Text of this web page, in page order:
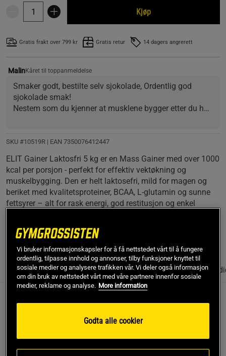
Kjøp
Gratis frakt over 799 kr Gratis retur 14 dagers angrerett
MalinKåret til toppanmeldelse
Smaker godt, bestilte selv sjokolade, Ordentlig god
sjokolade smak!
Nestem som du kjenner at musklene bygger etter du har
SKU #10519R | EAN 7350076412447
ELIT Gainer Laktosfri 5 kg er en Mass Gainer med over 1000
kcal per porsjon - perfekt for effektiv vektøkning og
muskelbygging. Den er helt laktosefri, mild for magen og
beriket med kvalitetsproteiner, BCAA, L-glutamin og sunne
fettsyrer – alt for rask energi, god restitusjon og enkel
Les mer
Informasjon Anmeldelser(19) Næringsinformasjon &
Beskrivelse
ELIT Gainer Laktosfri 5 kg fra Elit Nutrition er en Mass
Gainer med høyt kaloriinnhold, utviklet for deg som ønsker
effektiv vektøkning og muskelbygging. Med over 1000 kcal
Vi bruker informasjonskapsler for å få nettstedet vårt til å fungere
ordentlig, tilpasse innhold og annonser, tilby funksjoner knyttet til
sosiale medier og analysere trafikken vår. Vi deler også informasjon
om din bruk av nettstedet vårt med våre partnere innenfor sosiale
medier, reklame og analyse. More information
Godta alle cookier